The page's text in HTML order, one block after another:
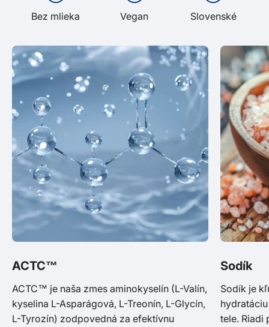
Bez mlieka Vegan Slovenské
ACTC™
ACTC™ je naša zmes aminokyselín (L-Valín,
kyselina L-Asparágová, L-Treonín, L-Glycín,
L-Tyrozín) zodpovedná za efektívnu
Sodík
Sodík je
tele. Riadi